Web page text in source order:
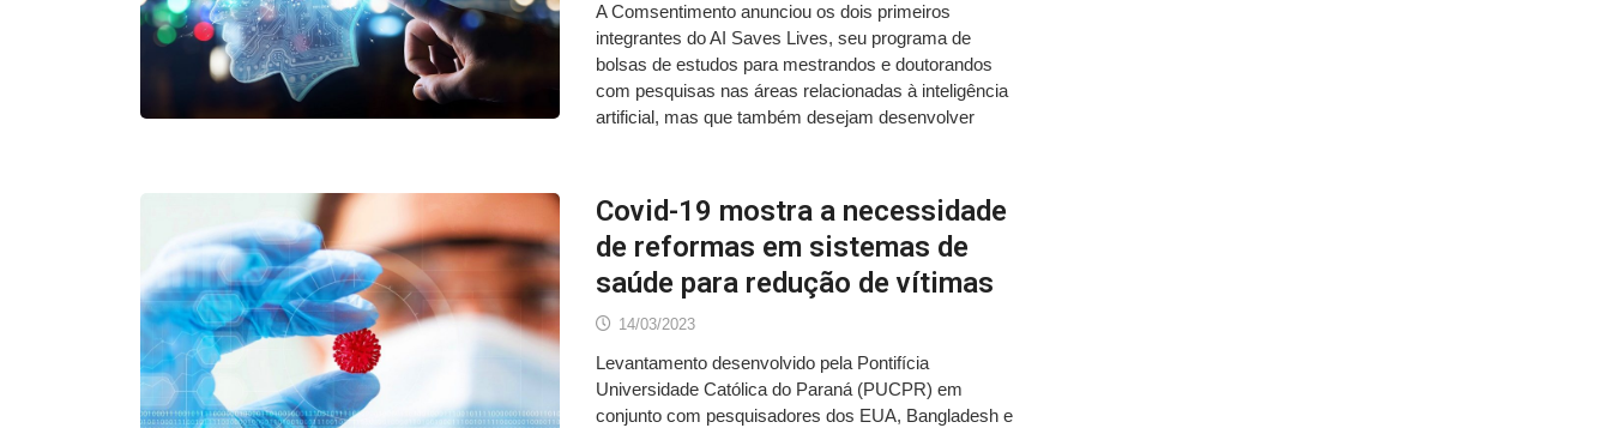
A Comsentimento anunciou os dois primeiros
integrantes do AI Saves Lives, seu programa de
bolsas de estudos para mestrandos e doutorandos
com pesquisas nas áreas relacionadas à inteligência
artificial, mas que também desejam desenvolver
Covid-19 mostra a necessidade
de reformas em sistemas de
saúde para redução de vítimas
14/03/2023
Levantamento desenvolvido pela Pontifícia
Universidade Católica do Paraná (PUCPR) em
conjunto com pesquisadores dos EUA, Bangladesh e